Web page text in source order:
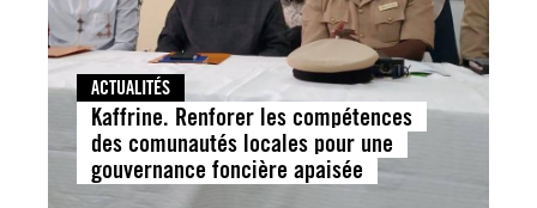
ACTUALITÉS
Kaffrine. Renforer les compétences
des comunautés locales pour une
gouvernance foncière apaisée